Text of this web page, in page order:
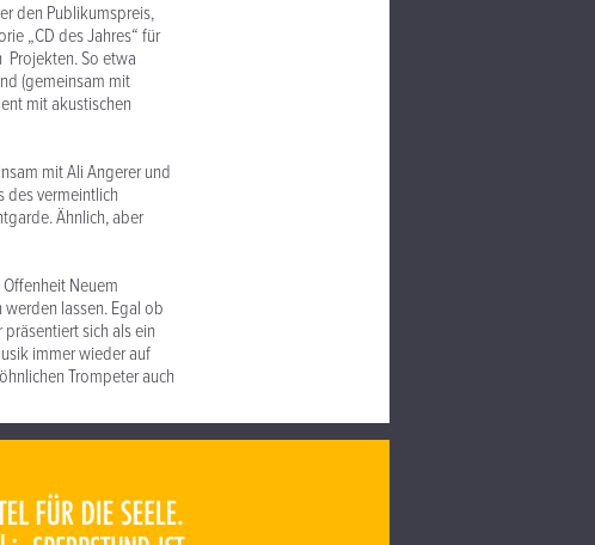
den Publikumspreis,
„CD des Jahres“ für
Projekten. So etwa
(gemeinsam mit
mit akustischen
mit Ali Angerer und
des vermeintlich
Ähnlich, aber
Neuem
lassen. Egal ob
sich als ein
immer wieder auf
Trompeter auch